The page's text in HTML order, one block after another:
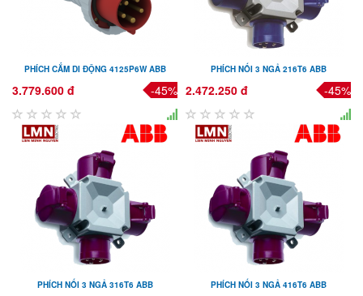
PHÍCH CẮM DI ĐỘNG 4125P6W ABB
3.779.600 đ -45%
PHÍCH NỐI 3 NGẢ 216T6 ABB
2.472.250 đ -45%
PHÍCH NỐI 3 NGẢ 316T6 ABB PHÍCH NỐI 3 NGẢ 416T6 ABB